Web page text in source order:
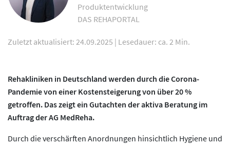
Produktentwicklung
DAS REHAPORTAL
Zuletzt aktualisiert: 24.09.2025 | Lesedauer: ca. 2 Min.
Rehakliniken in Deutschland werden durch die Corona-
Pandemie von einer Kostensteigerung von über 20 %
getroffen. Das zeigt ein Gutachten der aktiva Beratung im
Auftrag der AG MedReha.
Durch die verschärften Anordnungen hinsichtlich Hygiene und